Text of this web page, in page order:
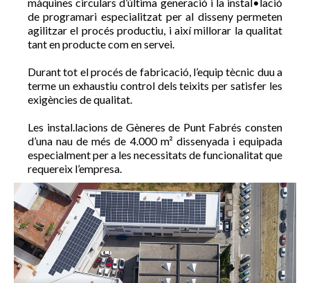
de programari especialitzat per al disseny permeten
agilitzar el procés productiu, i així millorar la qualitat
tant en producte com en servei.
Durant tot el procés de fabricació, l’equip tècnic duu a
terme un exhaustiu control dels teixits per satisfer les
exigències de qualitat.
Les instal.lacions de Gèneres de Punt Fabrés consten
d’una nau de més de 4.000 m² dissenyada i equipada
especialment per a les necessitats de funcionalitat que
requereix l’empresa.